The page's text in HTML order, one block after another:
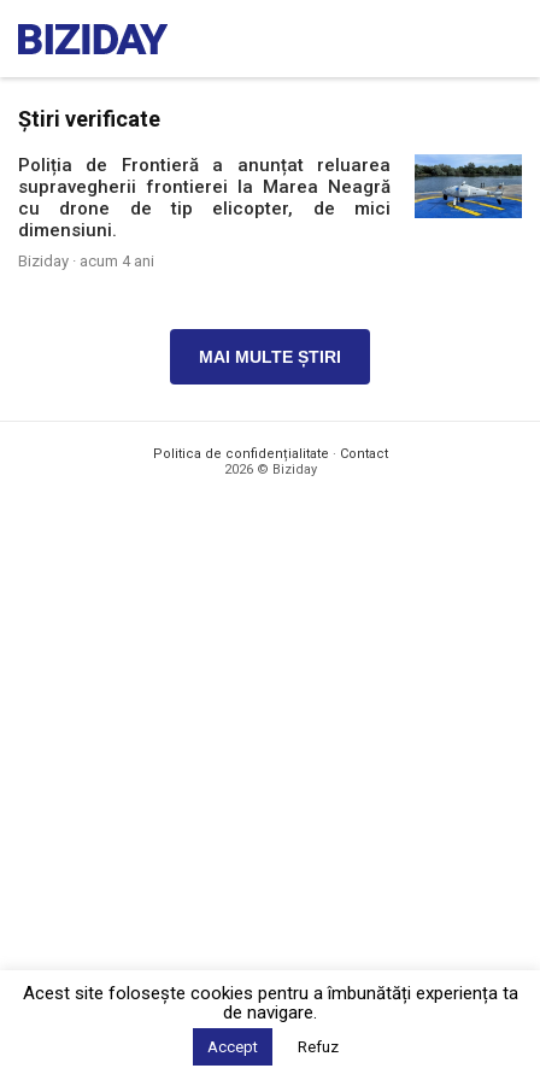
Știri verificate
Poliția de Frontieră a anunțat reluarea
supravegherii frontierei la Marea Neagră
cu drone de tip elicopter, de mici
dimensiuni.
Biziday · acum 4 ani
MAI MULTE ȘTIRI
Politica de confidențialitate · Contact
2026 © Biziday
Acest site foloseşte cookies pentru a îmbunătăți experiența ta
de navigare.
Accept Refuz